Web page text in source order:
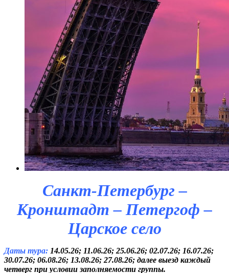
Санкт-Петербург –
Кронштадт – Петергоф –
Царское село
Даты тура: 14.05.26; 11.06.26; 25.06.26; 02.07.26; 16.07.26;
30.07.26; 06.08.26; 13.08.26; 27.08.26; далее выезд каждый
четверг при условии заполняемости группы.